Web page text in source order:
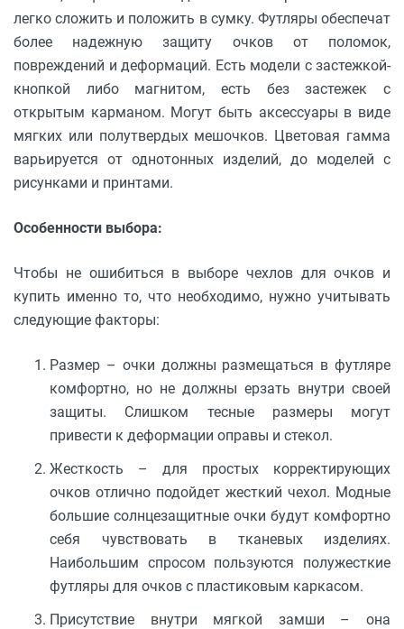
легко сложить и положить в сумку. Футляры обеспечат
более надежную защиту очков от поломок,
повреждений и деформаций. Есть модели с застежкой-
кнопкой либо магнитом, есть без застежек с
открытым карманом. Могут быть аксессуары в виде
мягких или полутвердых мешочков. Цветовая гамма
варьируется от однотонных изделий, до моделей с
рисунками и принтами.
Особенности выбора:
Чтобы не ошибиться в выборе чехлов для очков и
купить именно то, что необходимо, нужно учитывать
следующие факторы:
Размер – очки должны размещаться в футляре
комфортно, но не должны ерзать внутри своей
защиты. Слишком тесные размеры могут
привести к деформации оправы и стекол.
Жесткость – для простых корректирующих
очков отлично подойдет жесткий чехол. Модные
большие солнцезащитные очки будут комфортно
себя чувствовать в тканевых изделиях.
Наибольшим спросом пользуются полужесткие
футляры для очков с пластиковым каркасом.
Присутствие внутри мягкой замши – она